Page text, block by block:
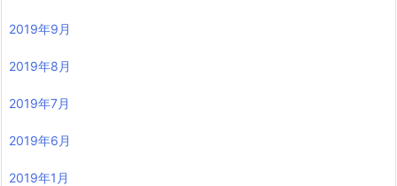
2019年9月
2019年8月
2019年7月
2019年6月
2019年1月